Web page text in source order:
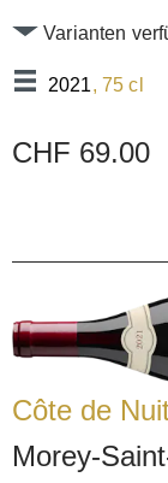
2021, 75 cl
Varianten
CHF 69.00
Côte de
Morey-